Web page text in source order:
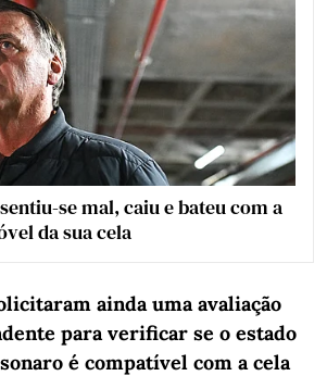
se mal, caiu e bateu com a
da sua cela
ainda uma avaliação
para verificar se o estado
é compatível com a cela